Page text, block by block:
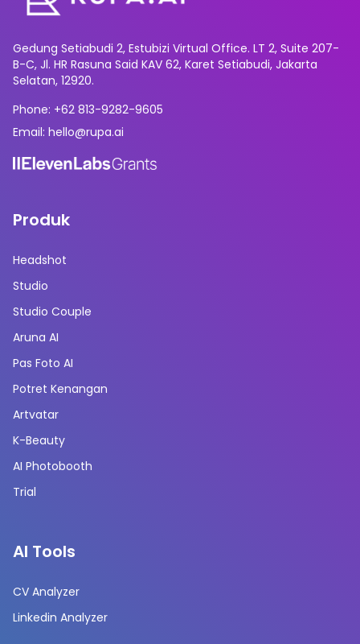
Gedung Setiabudi 2, Estubizi Virtual Office. LT 2, Suite 207-
B-C, Jl. HR Rasuna Said KAV 62, Karet Setiabudi, Jakarta
Selatan, 12920.
Phone: +62 813-9282-9605
Email: hello@rupa.ai
Produk
Headshot
Studio
Studio Couple
Aruna AI
Pas Foto AI
Potret Kenangan
Artvatar
K-Beauty
AI Photobooth
Trial
AI Tools
CV Analyzer
Linkedin Analyzer